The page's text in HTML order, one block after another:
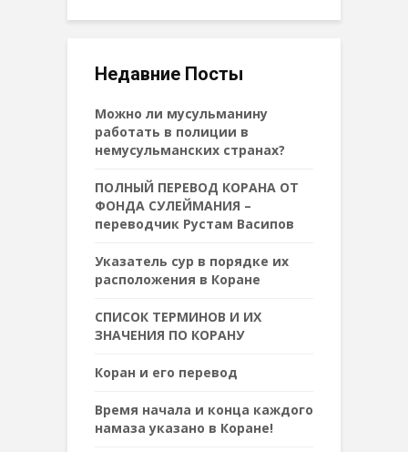
Недавние Посты
Можно ли мусульманину
работать в полиции в
немусульманских странах?
ПОЛНЫЙ ПЕРЕВОД КОРАНА ОТ
ФОНДА СУЛЕЙМАНИЯ –
переводчик Рустам Васипов
Указатель сур в порядке их
расположения в Коране
СПИСОК ТЕРМИНОВ И ИХ
ЗНАЧЕНИЯ ПО КОРАНУ
Коран и его перевод
Время начала и конца каждого
намаза указано в Коране!